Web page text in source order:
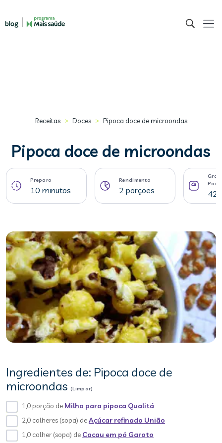
Receitas > Doces > Pipoca doce de microondas
Pipoca doce de microondas
Preparo
10 minutos
Rendimento
2 porçoes 42
Ingredientes de: Pipoca doce de
microondas (Limpar)
1,0 porção de Milho para pipoca Qualitá
2,0 colheres (sopa) deAçúcar refinado União
1,0 colher (sopa) de Cacau em pó Garoto